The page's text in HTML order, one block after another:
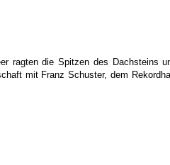
ragten die Spitzen des Dachsteins
mit Franz Schuster, dem